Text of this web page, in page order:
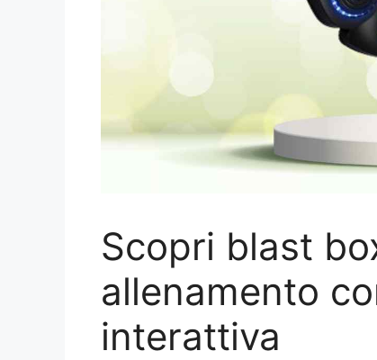
Scopri blast
allenamento
interattiva